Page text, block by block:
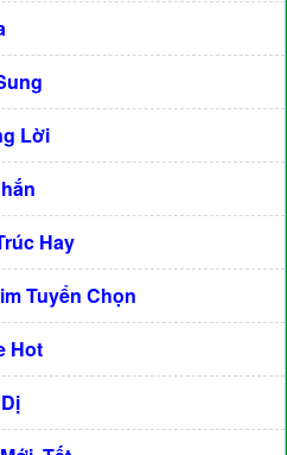
Lời
Hay
Tuyển Chọn
Hot